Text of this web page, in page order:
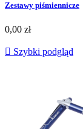
Zestawy piśmiennicze
0,00 zł
 Szybki podgląd